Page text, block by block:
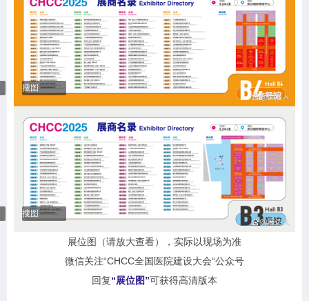
搜图
搜图
展位图（请放大查看），实际以现场为准
微信关注“CHCC全国医院建设大会“公众号
回复“展位图”可获得高清版本